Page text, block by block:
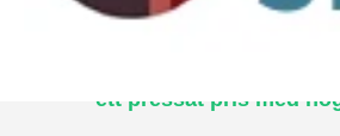
ett pressat pris med